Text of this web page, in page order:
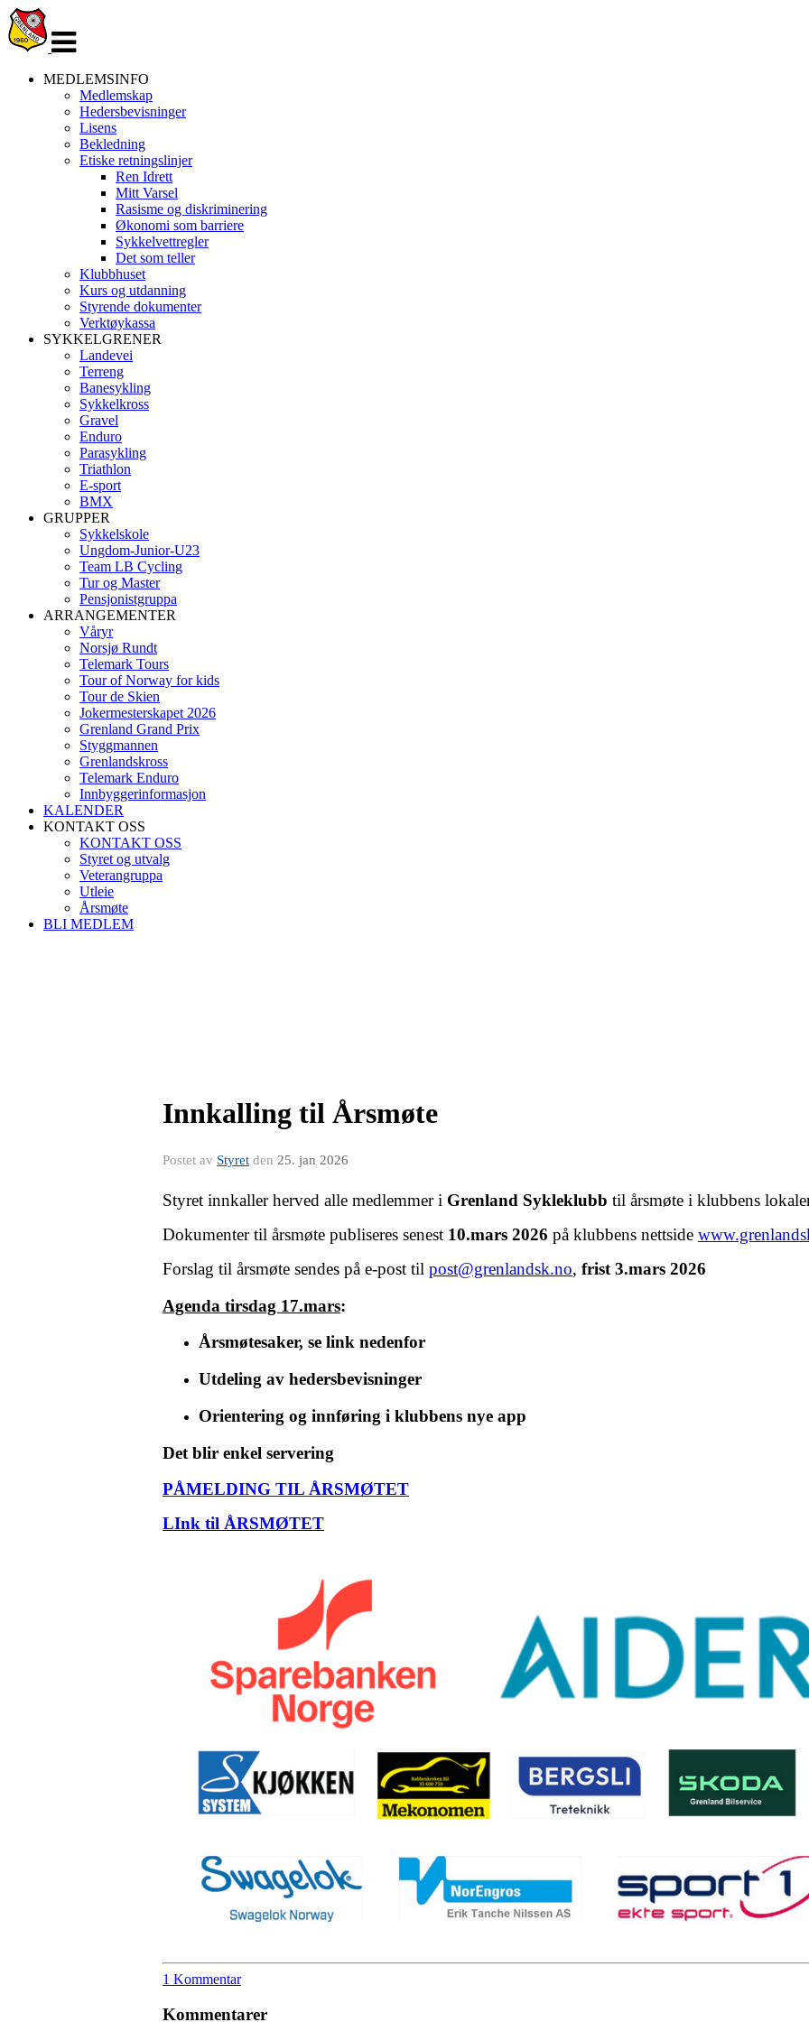
navigasjon
MEDLEMSINFO
Medlemskap
Hedersbevisninger
Lisens
Bekledning
Etiske retningslinjer
Ren Idrett
Mitt Varsel
Rasisme og diskriminering
Økonomi som barriere
Sykkelvettregler
Det som teller
Klubbhuset
Kurs og utdanning
Styrende dokumenter
Verktøykassa
SYKKELGRENER
Landevei
Terreng
Banesykling
Sykkelkross
Gravel
Enduro
Parasykling
Triathlon
E-sport
BMX
GRUPPER
Sykkelskole
Ungdom-Junior-U23
Team LB Cycling
Tur og Master
Pensjonistgruppa
ARRANGEMENTER
Våryr
Norsjø Rundt
Telemark Tours
Tour of Norway for kids
Tour de Skien
Jokermesterskapet 2026
Grenland Grand Prix
Styggmannen
Grenlandskross
Telemark Enduro
Innbyggerinformasjon
KALENDER
KONTAKT OSS
KONTAKT OSS
Styret og utvalg
Veterangruppa
Utleie
Årsmøte
BLI MEDLEM
Innkalling til Årsmøte
Postet av Styret den 25. jan 2026
Styret innkaller herved alle medlemmer i Grenland Sykleklubb til årsmøte i klubbens
Dokumenter til årsmøte publiseres senest 10.mars 2026 på klubbens nettside
Forslag til årsmøte sendes på e-post til post@grenlandsk.no, frist 3.mars 2026
Agenda tirsdag 17.mars:
Årsmøtesaker, se link nedenfor
Utdeling av hedersbevisninger
Orientering og innføring i klubbens nye app
Det blir enkel servering
PÅMELDING TIL ÅRSMØTET
LInk til ÅRSMØTET
1 Kommentar
Kommentarer